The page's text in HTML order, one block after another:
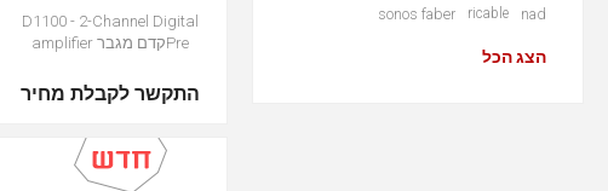
D1100 - 2-Channel Digital
Preקדם מגבר amplifier
התקשר לקבלת מחיר
nad
ricable
sonos faber
הצג הכל